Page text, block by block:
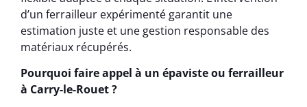
d’un ferrailleur expérimenté garantit une
estimation juste et une gestion responsable des
matériaux récupérés.
Pourquoi faire appel à un épaviste ou ferrailleur
à Carry-le-Rouet ?